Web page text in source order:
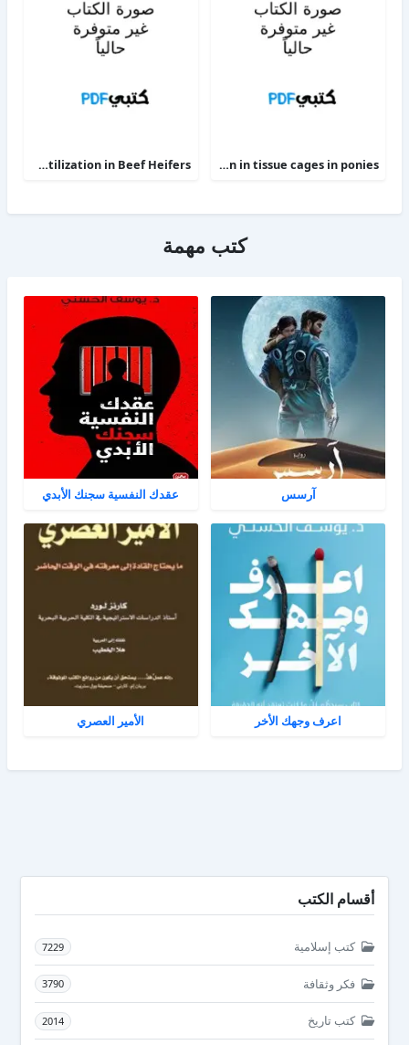
Clinical efficacy of intravenous administration of marbofloxacin in a Staphylococcus aureus infection in tissue cages in ponies
Phosphorus Deficiency Metabolism and Food Utilization in Beef Heifers
كتب مهمة
آرسس عقدك النفسية سجنك الأبدي
اعرف وجهك الأخر الأمير العصري
أقسام الكتب
كتب إسلامية 7229
فكر وثقافة 3790
كتب تاريخ 2014